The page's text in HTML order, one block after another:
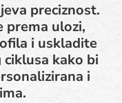
preciznost.
prema ulozi,
i uskladite
kako bi
i